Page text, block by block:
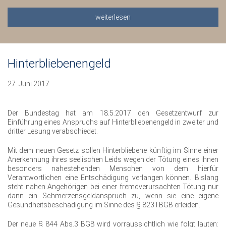
weiterlesen
Hinterbliebenengeld
27. Juni 2017
Der Bundestag hat am 18.5.2017 den Gesetzentwurf zur
Einführung eines Anspruchs auf Hinterbliebenengeld in zweiter und
dritter Lesung verabschiedet.
Mit dem neuen Gesetz sollen Hinterbliebene künftig im Sinne einer
Anerkennung ihres seelischen Leids wegen der Tötung eines ihnen
besonders nahestehenden Menschen von dem hierfür
Verantwortlichen eine Entschädigung verlangen können. Bislang
steht nahen Angehörigen bei einer fremdverursachten Tötung nur
dann ein Schmerzensgeldanspruch zu, wenn sie eine eigene
Gesundheitsbeschädigung im Sinne des § 823 I BGB erleiden.
Der neue § 844 Abs.3 BGB wird vorraussichtlich wie folgt lauten: